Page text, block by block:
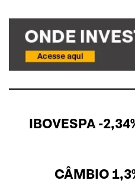
IBOVESPA -
CÂMBIO